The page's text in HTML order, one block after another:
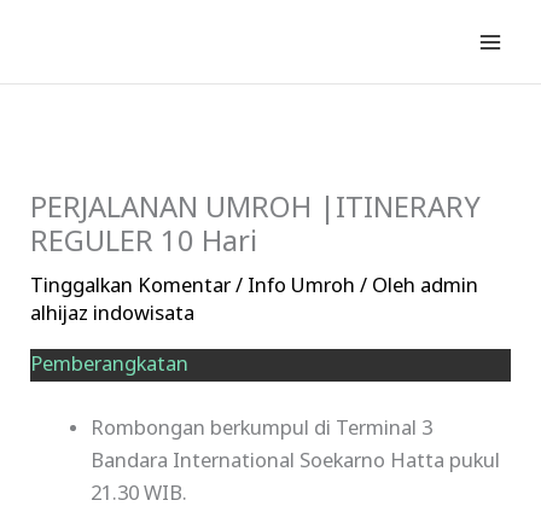
konten
PERJALANAN UMROH |ITINERARY
REGULER 10 Hari
Tinggalkan Komentar/ Info Umroh / Oleh admin
alhijaz indowisata
Pemberangkatan
Rombongan berkumpul di Terminal 3
Bandara International Soekarno Hatta pukul
21.30 WIB.